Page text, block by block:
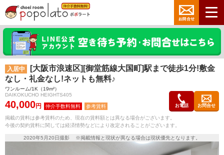
入居中
[大阪市浪速区][御堂筋線大国町]駅まで徒歩1分!敷金
なし・礼金なし!ネットも無料♪
ワンルーム/1K（19m²）
DAIKOKUCHO HEIGHTS405
40,000円 参考賃料 お電話 お問合せ
掲載の賃料は参考賃料のため、現在の賃料額とは異なる場合がございます。
今後の契約賃料に関しては経済情勢などにより改定されることがございます。
2020年5月20日撮影 ※掲載情報と現状が異なる場合は現状優先となります。